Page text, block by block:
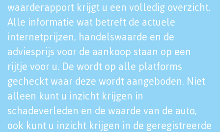
waarderapport krijgt u een volledig overzicht.
Alle informatie wat betreft de actuele
internetprijzen, handelswaarde en de
adviesprijs voor de aankoop staan op een
rijtje voor u. De wordt op alle platforms
gecheckt waar deze wordt aangeboden. Niet
alleen kunt u inzicht krijgen in
schadeverleden en de waarde van de auto,
ook kunt u inzicht krijgen in de geregistreerde